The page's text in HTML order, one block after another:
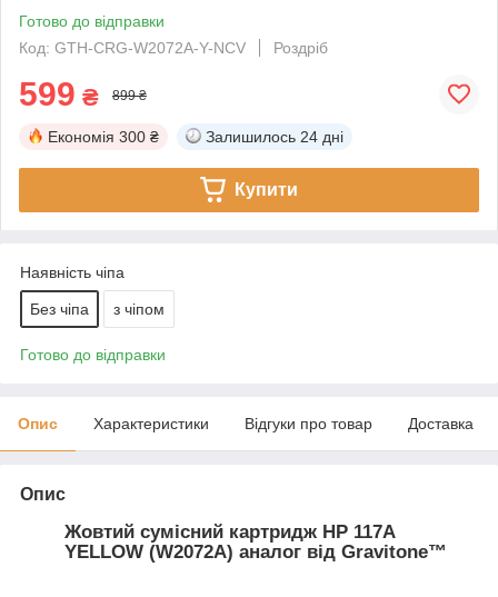
Готово до відправки
Код: GTH-CRG-W2072A-Y-NCV
Роздріб
599 ₴ 899 ₴
Економія 300 ₴ Залишилось 24 дні
Купити
Наявність чіпа
Без чіпа з чіпом
Готово до відправки
Опис Характеристики Відгуки про товар Доставка
Опис
Жовтий сумісний картридж HP 117A
YELLOW (W2072A) аналог від Gravitone™